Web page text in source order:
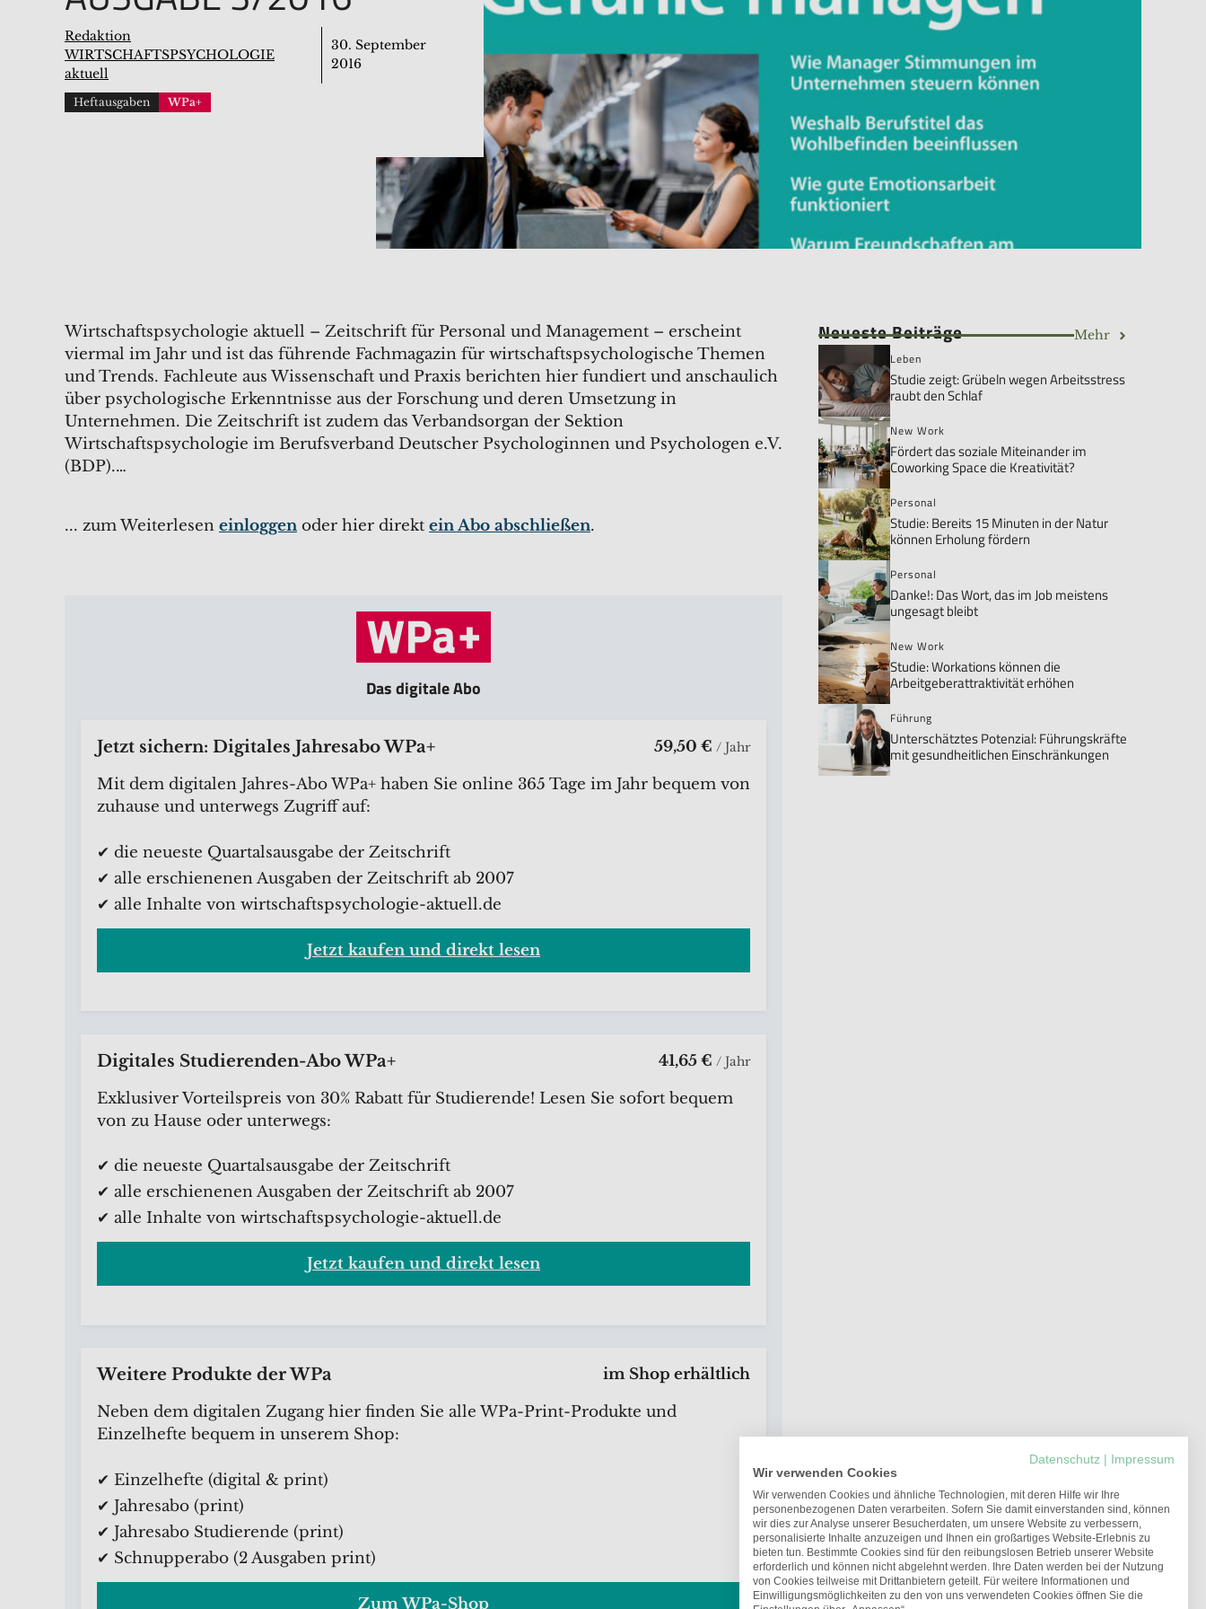
Redaktion
WIRTSCHAFTSPSYCHOLOGIE
aktuell
30. September
2016
Heftausgaben WPa+
Wirtschaftspsychologie aktuell – Zeitschrift für Personal und Management – erscheint
viermal im Jahr und ist das führende Fachmagazin für wirtschaftspsychologische Themen
und Trends. Fachleute aus Wissenschaft und Praxis berichten hier fundiert und anschaulich
über psychologische Erkenntnisse aus der Forschung und deren Umsetzung in
Unternehmen. Die Zeitschrift ist zudem das Verbandsorgan der Sektion
Wirtschaftspsychologie im Berufsverband Deutscher Psychologinnen und Psychologen e.V.
(BDP).…
... zum Weiterlesen einloggen oder hier direkt ein Abo abschließen.
Das digitale Abo
Jetzt sichern: Digitales Jahresabo WPa+ 59,50 € / Jahr
Mit dem digitalen Jahres-Abo WPa+ haben Sie online 365 Tage im Jahr bequem von
zuhause und unterwegs Zugriff auf:
✔ die neueste Quartalsausgabe der Zeitschrift
✔ alle erschienenen Ausgaben der Zeitschrift ab 2007
✔ alle Inhalte von wirtschaftspsychologie-aktuell.de
Jetzt kaufen und direkt lesen
Digitales Studierenden-Abo WPa+ 41,65 € / Jahr
Exklusiver Vorteilspreis von 30% Rabatt für Studierende! Lesen Sie sofort bequem
von zu Hause oder unterwegs:
✔ die neueste Quartalsausgabe der Zeitschrift
✔ alle erschienenen Ausgaben der Zeitschrift ab 2007
✔ alle Inhalte von wirtschaftspsychologie-aktuell.de
Jetzt kaufen und direkt lesen
Weitere Produkte der WPa
im Shop erhältlich
Neben dem digitalen Zugang hier finden Sie alle WPa-Print-Produkte und
Einzelhefte bequem in unserem Shop:
✔ Einzelhefte (digital & print)
✔ Jahresabo (print)
✔ Jahresabo Studierende (print)
✔ Schnupperabo (2 Ausgaben print)
Zum WPa-Shop
Neueste Beiträge Mehr
Leben
Studie zeigt: Grübeln wegen Arbeitsstress
raubt den Schlaf
New Work
Fördert das soziale Miteinander im
Coworking Space die Kreativität?
Personal
Studie: Bereits 15 Minuten in der Natur
können Erholung fördern
Personal
Danke!: Das Wort, das im Job meistens
ungesagt bleibt
New Work
Studie: Workations können die
Arbeitgeberattraktivität erhöhen
Führung
Unterschätztes Potenzial: Führungskräfte
mit gesundheitlichen Einschränkungen
Datenschutz
Impressum
Wir verwenden Cookies
Wir verwenden Cookies und ähnliche Technologien, mit deren Hilfe wir Ihre
personenbezogenen Daten verarbeiten. Sofern Sie damit einverstanden sind, können
wir dies zur Analyse unserer Besucherdaten, um unsere Website zu verbessern,
personalisierte Inhalte anzuzeigen und Ihnen ein großartiges Website-Erlebnis zu
bieten tun. Bestimmte Cookies sind für den reibungslosen Betrieb unserer Website
erforderlich und können nicht abgelehnt werden. Ihre Daten werden bei der Nutzung
von Cookies teilweise mit Drittanbietern geteilt. Für weitere Informationen und
Einwilligungsmöglichkeiten zu den von uns verwendeten Cookies öffnen Sie die